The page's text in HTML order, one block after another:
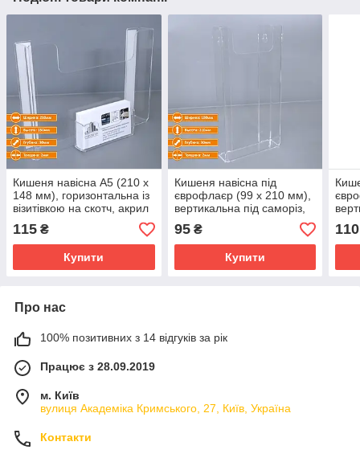
Кишеня навісна А5 (210 х
148 мм), горизонтальна із
візитівкою на скотч, акрил
2 мм
115 ₴
Купити
Кишеня навісна під
єврофлаєр (99 х 210 мм),
вертикальна під саморіз,
акрил 2 мм
95₴
Купити
110
Про нас
100% позитивних з 14 відгуків за рік
Працює з 28.09.2019
м. Київ
вулиця Академіка Кримського, 27, Київ, Україна
Контакти